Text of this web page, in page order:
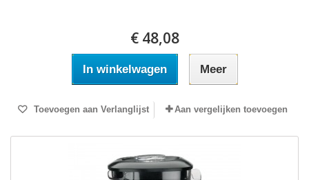
€ 48,08
In winkelwagen Meer
Toevoegen aan Verlanglijst Aan vergelijken toevoegen